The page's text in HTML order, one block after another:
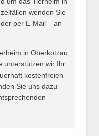
wenden Sie
per E-Mail – an
in Oberkotzau
unterstützen wir Ihr
kostenfreien
Sie uns dazu